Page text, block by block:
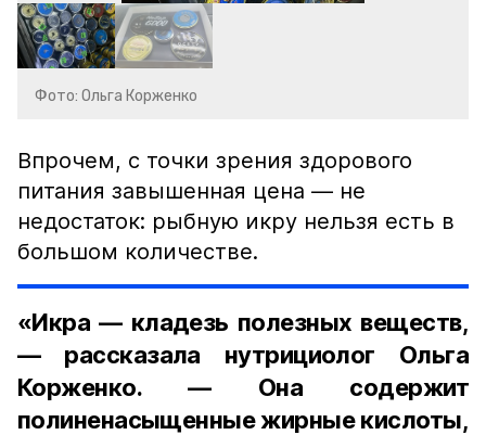
Фото: Ольга Корженко
Впрочем, с точки зрения здорового
питания завышенная цена — не
недостаток: рыбную икру нельзя есть в
большом количестве.
«Икра — кладезь полезных веществ,
— рассказала нутрициолог Ольга
Корженко. — Она содержит
полиненасыщенные жирные кислоты,